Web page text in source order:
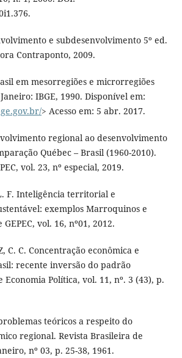
e subdesenvolvimento 5º ed.
Contraponto, 2009.
em mesorregiões e microrregiões
IBGE, 1990. Disponível em:
> Acesso em: 5 abr. 2017.
regional ao desenvolvimento
Québec – Brasil (1960-2010).
vol. 23, nº especial, 2019.
F. Inteligência territorial e
exemplos Marroquinos e
vol. 16, nº01, 2012.
C. C. Concentração econômica e
recente inversão do padrão
Economia Política, vol. 11, nº. 3 (43), p.
teóricos a respeito do
regional. Revista Brasileira de
nº 03, p. 25-38, 1961.